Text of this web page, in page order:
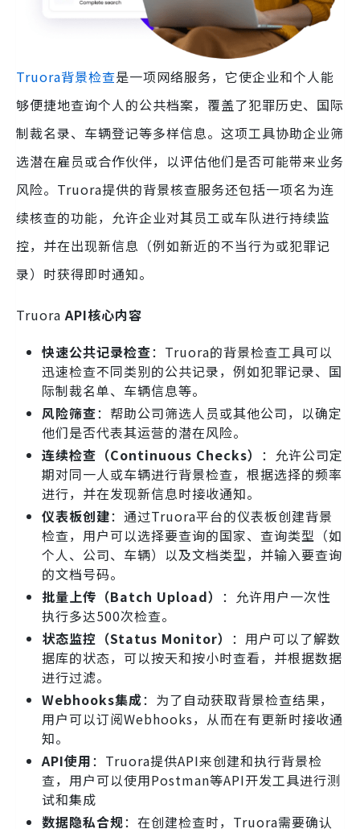
Truora背景检查是一项网络服务，它使企业和个人能
够便捷地查询个人的公共档案，覆盖了犯罪历史、国际
制裁名录、车辆登记等多样信息。这项工具协助企业筛
选潜在雇员或合作伙伴，以评估他们是否可能带来业务
风险。Truora提供的背景核查服务还包括一项名为连
续核查的功能，允许企业对其员工或车队进行持续监
控，并在出现新信息（例如新近的不当行为或犯罪记
录）时获得即时通知。
Truora API核心内容
快速公共记录检查：Truora的背景检查工具可以
迅速检查不同类别的公共记录，例如犯罪记录、国
际制裁名单、车辆信息等。
风险筛查：帮助公司筛选人员或其他公司，以确定
他们是否代表其运营的潜在风险。
连续检查（Continuous Checks） ：允许公司定
期对同一人或车辆进行背景检查，根据选择的频率
进行，并在发现新信息时接收通知。
仪表板创建：通过Truora平台的仪表板创建背景
检查，用户可以选择要查询的国家、查询类型（如
个人、公司、车辆）以及文档类型，并输入要查询
的文档号码。
批量上传（Batch Upload） ：允许用户一次性
执行多达500次检查。
状态监控（Status Monitor） ：用户可以了解数
据库的状态，可以按天和按小时查看，并根据数据
进行过滤。
Webhooks集成：为了自动获取背景检查结果，
用户可以订阅Webhooks，从而在有更新时接收通
知。
API使用：Truora提供API来创建和执行背景检
查，用户可以使用Postman等API开发工具进行测
试和集成
数据隐私合规：在创建检查时，Truora需要确认